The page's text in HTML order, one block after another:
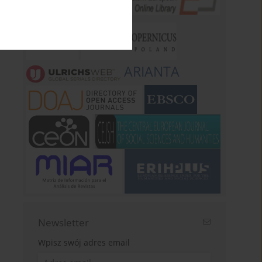
ARIANTA
Newsletter
Wpisz swój adres email